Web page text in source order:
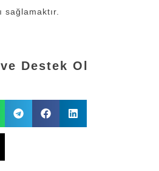
sağlamaktır.
Destek Ol